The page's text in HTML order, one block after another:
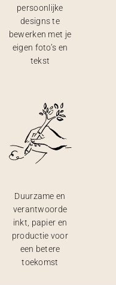
persoonlijke
designs te
bewerken met je
eigen foto’s en
tekst
Duurzame en
verantwoorde
inkt, papier en
productie voor
een betere
toekomst